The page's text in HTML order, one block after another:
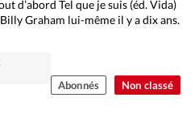
Non classé
d’abord Tel que je suis (éd. Vida)
Graham lui-même il y a dix ans.
Abonnés